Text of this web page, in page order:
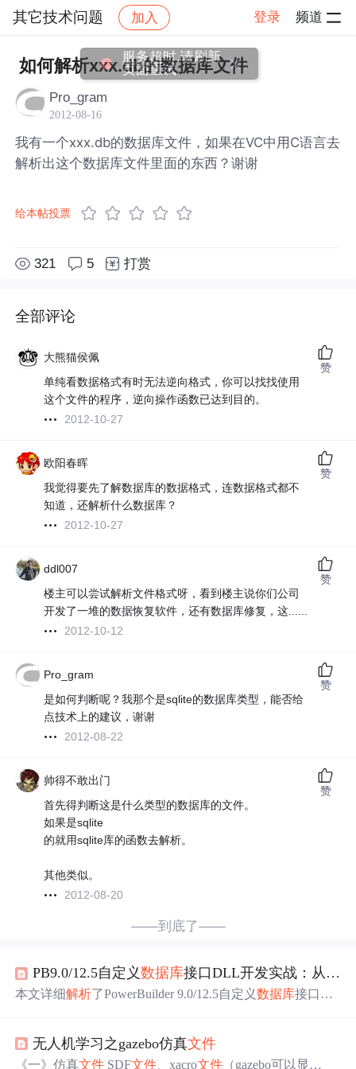
其它技术问题 加入 登录 频道
社区 其它技术问题 帖子详情
如何解析xxx.db的数据库文件
Pro_gram
2012-08-16
我有一个xxx.db的数据库文件，如果在VC中用C语言去
解析出这个数据库文件里面的东西？谢谢
给本帖投票
321 5 打赏
全部评论
大熊猫侯佩
单纯看数据格式有时无法逆向格式，你可以找找使用
这个文件的程序，逆向操作函数已达到目的。
2012-10-27
赞
欧阳春晖
我觉得要先了解数据库的数据格式，连数据格式都不
知道，还解析什么数据库？
2012-10-27
赞
ddl007
楼主可以尝试解析文件格式呀，看到楼主说你们公司
开发了一堆的数据恢复软件，还有数据库修复，这......
2012-10-12
赞
Pro_gram
是如何判断呢？我那个是sqlite的数据库类型，能否给
点技术上的建议，谢谢
2012-08-22
赞
帅得不敢出门
首先得判断这是什么类型的数据库的文件。
如果是sqlite
的就用sqlite库的函数去解析。
其他类似。
2012-08-20
赞
——到底了——
PB9.0/12.5自定义数据库接口DLL开发实战：从命名规则到函数实现详解
本文详细解析了PowerBuilder 9.0/12.5自定义数据库接口DL
导开发者构建连接特殊数据源的桥梁。重点阐述了如何通
过自定义数据接口实现PB与非标准数据库的对接，为高级
无人机学习之gazebo仿真文件
《一》仿真文件 SDF文件 、xacro文件 （gazebo可以显
服务超时,请刷新
页面重试